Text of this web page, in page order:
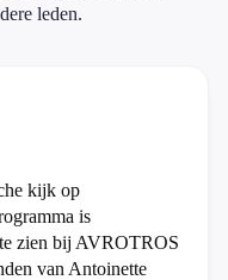
leden.
kijk op
is
zien bij AVROTROS
van Antoinette